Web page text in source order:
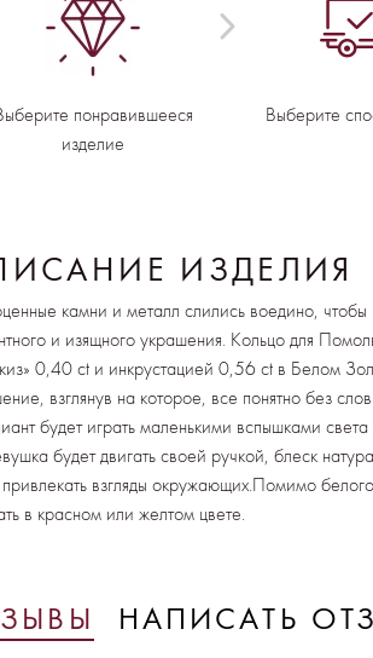
понравившееся
изделие
Выберите
ИЗДЕЛИЯ
камни и металл слились воедино,
и изящного украшения. Кольцо для
0,40 ct и инкрустацией 0,56 ct в Белом
взглянув на которое, все понятно без
будет играть маленькими вспышками
будет двигать своей ручкой, блеск
привлекать взгляды окружающих.Помимо
в красном или желтом цвете.
НАПИСАТЬ